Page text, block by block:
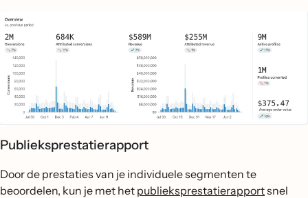
Publieksprestatierapport
Door de prestaties van je individuele segmenten te
beoordelen, kun je met het publieksprestatierapportsnel